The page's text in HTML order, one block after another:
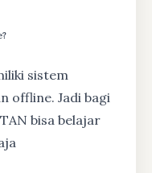
sistem
offline. Jadi bagi
bisa belajar